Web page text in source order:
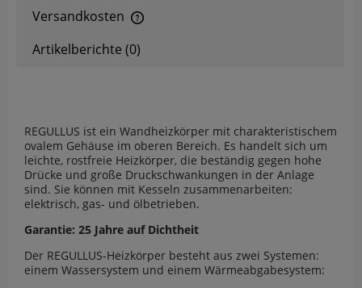
Versandkosten
Artikelberichte (0)
REGULLUS ist ein Wandheizkörper mit charakteristischem
ovalem Gehäuse im oberen Bereich. Es handelt sich um
leichte, rostfreie Heizkörper, die beständig gegen hohe
Drücke und große Druckschwankungen in der Anlage
sind. Sie können mit Kesseln zusammenarbeiten:
elektrisch, gas- und ölbetrieben.
Garantie: 25 Jahre auf Dichtheit
Der REGULLUS-Heizkörper besteht aus zwei Systemen:
einem Wassersystem und einem Wärmeabgabesystem: